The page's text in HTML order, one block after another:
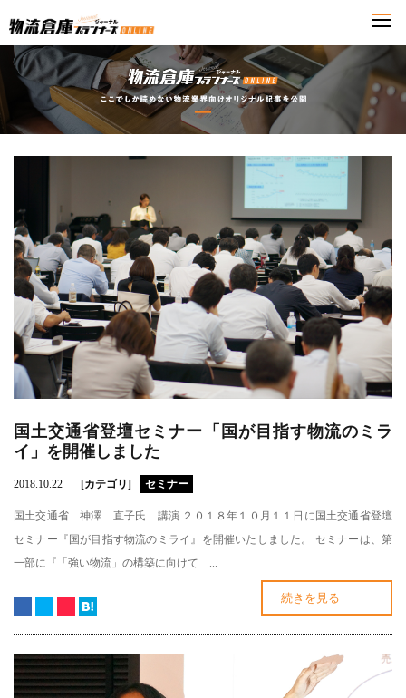
国土交通省登壇セミナー「国が目指す物流のミラ
イ」を開催しました
2018.10.22 [カテゴリ] セミナー
国土交通省 神澤 直子氏 講演 ２０１８年１０月１１日に国土交通省登壇
セミナー『国が目指す物流のミライ』を開催いたしました。 セミナーは、第
一部に『「強い物流」の構築に向けて ...
続きを見る